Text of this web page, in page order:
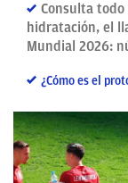
Consulta
hidratación, el
Mundial 2026:
¿Cómo es el